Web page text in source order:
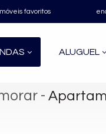
favoritos
ALUGUEL
-